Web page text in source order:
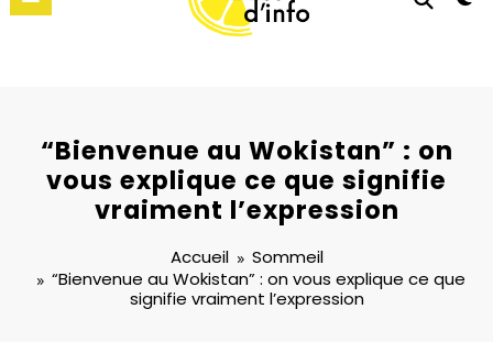
“Bienvenue au Wokistan” : on
vous explique ce que signifie
vraiment l’expression
Accueil
Sommeil
“Bienvenue au Wokistan” : on vous explique ce que
signifie vraiment l’expression